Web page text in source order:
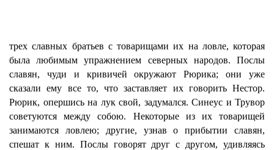
трех славных братьев с товарищами их на ловле, которая
была любимым упражнением северных народов. Послы
славян, чуди и кривичей окружают Рюрика; они уже
сказали ему все то, что заставляет их говорить Нестор.
Рюрик, опершись на лук свой, задумался. Синеус и Трувор
советуются между собою. Некоторые из их товарищей
занимаются ловлею; другие, узнав о прибытии славян,
спешат к ним. Послы говорят друг с другом, удивляясь